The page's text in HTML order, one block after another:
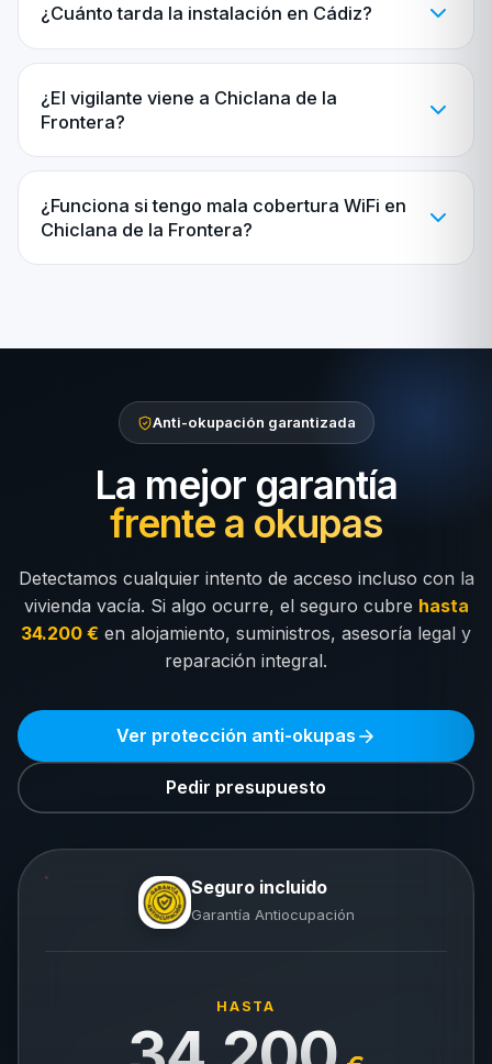
¿Cuánto tarda la instalación en Cádiz?
¿El vigilante viene a Chiclana de la
Frontera?
¿Funciona si tengo mala cobertura WiFi en
Chiclana de la Frontera?
Anti-okupación garantizada
La mejor garantía
frente a okupas
Detectamos cualquier intento de acceso incluso con la
vivienda vacía. Si algo ocurre, el seguro cubre hasta
34.200 € en alojamiento, suministros, asesoría legal y
reparación integral.
Ver protección anti-okupas
Pedir presupuesto
Seguro incluido
Garantía Antiocupación
HASTA